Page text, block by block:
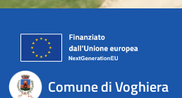
Comune di Voghiera